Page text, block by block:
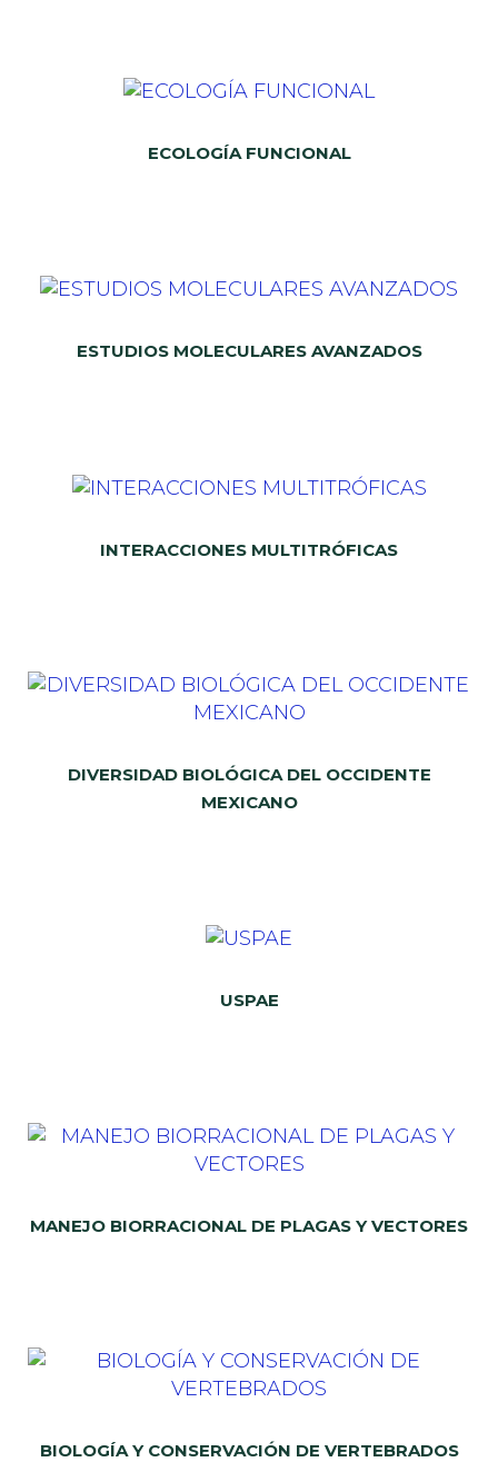
ECOLOGÍA FUNCIONAL
ESTUDIOS MOLECULARES AVANZADOS
INTERACCIONES MULTITRÓFICAS
DIVERSIDAD BIOLÓGICA DEL OCCIDENTE
MEXICANO
USPAE
MANEJO BIORRACIONAL DE PLAGAS Y VECTORES
BIOLOGÍA Y CONSERVACIÓN DE VERTEBRADOS